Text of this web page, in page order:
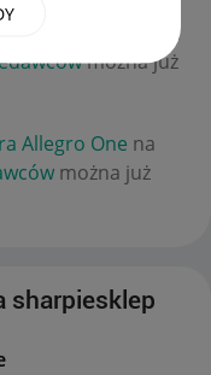
kuriera Allegro One
można już
Allegro One na
można już
sharpiesklep